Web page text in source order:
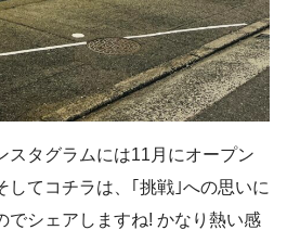
スタグラムには11月にオープン
してコチラは、｢挑戦｣への思いに
でシェアしますね! かなり熱い感